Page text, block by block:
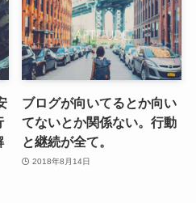
ブログが向いてるとか向い
てないとか関係ない。行動
と継続が全て。
2018年8月14日